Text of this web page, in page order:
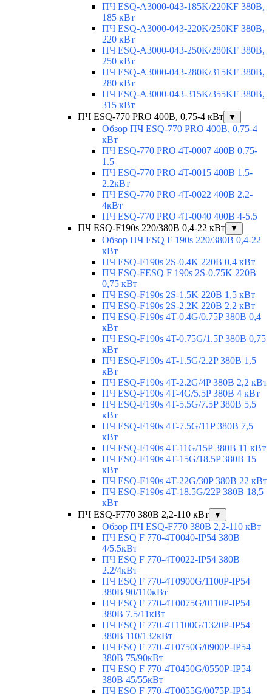
ПЧ ESQ-A3000-043-185K/220KF 380В,
185 кВт
ПЧ ESQ-A3000-043-220K/250KF 380В,
220 кВт
ПЧ ESQ-A3000-043-250K/280KF 380В,
250 кВт
ПЧ ESQ-A3000-043-280K/315KF 380В,
280 кВт
ПЧ ESQ-A3000-043-315K/355KF 380В,
315 кВт
ПЧ ESQ-770 PRO 400В, 0,75-4 кВт
▼
Обзор ПЧ ESQ-770 PRO 400В, 0,75-4
кВт
ПЧ ESQ-770 PRO 4T-0007 400В 0.75-
1.5
ПЧ ESQ-770 PRO 4T-0015 400В 1.5-
2.2кВт
ПЧ ESQ-770 PRO 4T-0022 400В 2.2-
4кВт
ПЧ ESQ-770 PRO 4T-0040 400В 4-5.5
ПЧ ESQ-F190s 220/380В 0,4-22 кВт
▼
Обзор ПЧ ESQ F 190s 220/380В 0,4-22
кВт
ПЧ ESQ-F190s 2S-0.4K 220В 0,4 кВт
ПЧ ESQ-FESQ F 190s 2S-0.75K 220В
0,75 кВт
ПЧ ESQ-F190s 2S-1.5K 220В 1,5 кВт
ПЧ ESQ-F190s 2S-2.2K 220В 2,2 кВт
ПЧ ESQ-F190s 4T-0.4G/0.75P 380В 0,4
кВт
ПЧ ESQ-F190s 4T-0.75G/1.5P 380В 0,75
кВт
ПЧ ESQ-F190s 4T-1.5G/2.2P 380В 1,5
кВт
ПЧ ESQ-F190s 4T-2.2G/4P 380В 2,2 кВт
ПЧ ESQ-F190s 4T-4G/5.5P 380В 4 кВт
ПЧ ESQ-F190s 4T-5.5G/7.5P 380В 5,5
кВт
ПЧ ESQ-F190s 4T-7.5G/11P 380В 7,5
кВт
ПЧ ESQ-F190s 4T-11G/15P 380В 11 кВт
ПЧ ESQ-F190s 4T-15G/18.5P 380В 15
кВт
ПЧ ESQ-F190s 4T-22G/30P 380В 22 кВт
ПЧ ESQ-F190s 4T-18.5G/22P 380В 18,5
кВт
ПЧ ESQ-F770 380В 2,2-110 кВт
▼
Обзор ПЧ ESQ-F770 380В 2,2-110 кВт
ПЧ ESQ F 770-4T0040-IP54 380В
4/5.5кВт
ПЧ ESQ F 770-4T0022-IP54 380В
2.2/4кВт
ПЧ ESQ F 770-4Т0900G/1100P-IP54
380В 90/110кВт
ПЧ ESQ F 770-4T0075G/0110P-IP54
380В 7.5/11кВт
ПЧ ESQ F 770-4T1100G/1320P-IP54
380В 110/132кВт
ПЧ ESQ F 770-4T0750G/0900P-IP54
380В 75/90кВт
ПЧ ESQ F 770-4T0450G/0550P-IP54
380В 45/55кВт
ПЧ ESQ F 770-4T0055G/0075P-IP54